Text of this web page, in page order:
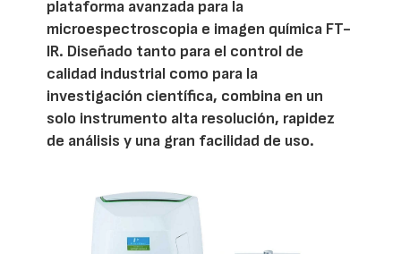
plataforma avanzada para la
microespectroscopia e imagen química FT-
IR. Diseñado tanto para el control de
calidad industrial como para la
investigación científica, combina en un
solo instrumento alta resolución, rapidez
de análisis y una gran facilidad de uso.